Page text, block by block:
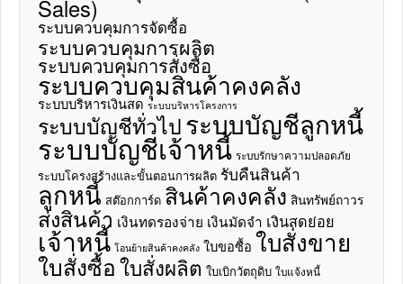
Sales)
ระบบควบคุมการจัดซื้อ
ระบบควบคุมการผลิต
ระบบควบคุมการสั่งซื้อ
ระบบควบคุมสินค้าคงคลัง
ระบบบริหารเงินสด ระบบบริหารโครงการ
ระบบบัญชีทั่วไประบบบัญชีลูกหนี้
ระบบบัญชีเจ้าหนี้ ระบบรักษาความปลอดภัย
ระบบโครงสร้างและขั้นตอนการผลิต รับคืนสินค้า
ลูกหนี้ สต๊อกการ์ด สินค้าคงคลัง สินทรัพย์ถาวร
ส่งสินค้า เงินทดรองจ่าย เงินมัดจำ เงินสดย่อย
เจ้าหนี้ โอนย้ายสินค้าคงคลัง ใบขอซื้อ ใบสั่งขาย
ใบสั่งซื้อใบสั่งผลิต ใบเบิกวัตถุดิบ ใบแจ้งหนี้